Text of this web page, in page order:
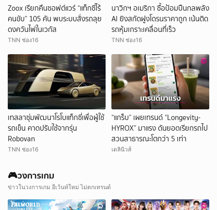
Zoox เรียกคืนซอฟต์แวร์ “แท็กซี่ไร้
คนขับ” 105 คัน พบระบบสั่งรถลุย
ดงควันไฟในเวกัส
TNN ช่อง16
นาวิกฯ อเมริกา ซื้อป้อมปืนกลพลัง
AI ยิงสกัดฝูงโดรนราคาถูก เน้นติด
รถหุ้มเกราะเคลื่อนที่เร็ว
TNN ช่อง16
เทสลาซุ่มพัฒนาโรโบแท็กซี่เพื่อผู้ใช้
รถเข็น คาดปรับใช้จากรุ่น
Robovan
TNN ช่อง16
“แกร็บ” เผยเทรนด์ “Longevity-
HYROX” มาแรง ดันยอดเรียกรถไป
สวนสาธารณะโตกว่า 5 เท่า
เดลินิวส์
🎮วงการเกม
ข่าวในวงการเกม อีเว้นท์ใหม่ ไม่ตกเทรนด์